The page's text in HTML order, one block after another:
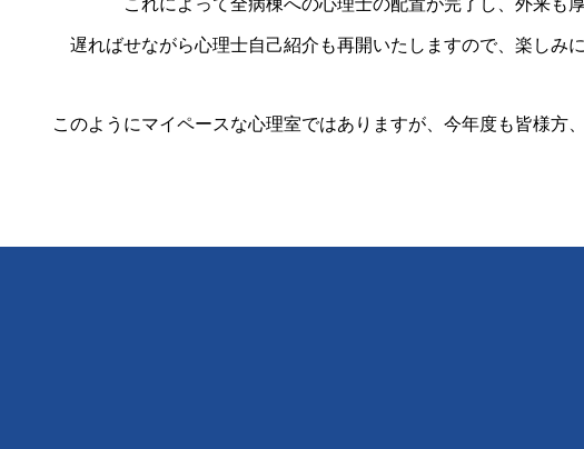
遅ればせながら心理士自己紹介も再開いたしますので、楽しみ
このようにマイペースな心理室ではありますが、今年度も皆様方